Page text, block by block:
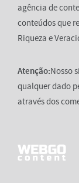
agência de
conteúdos que
Riqueza e
Atenção:Nosso
qualquer dado
através dos